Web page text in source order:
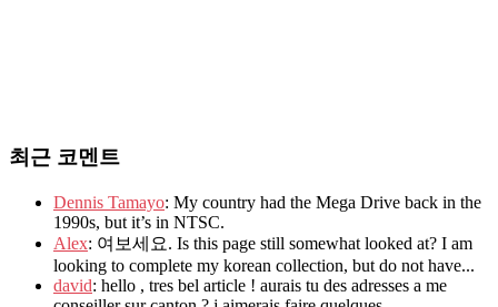
최근 코멘트
Dennis Tamayo: My country had the Mega Drive back in the
1990s, but it’s in NTSC.
Alex: 여보세요. Is this page still somewhat looked at? I am
looking to complete my korean collection, but do not have...
david: hello , tres bel article ! aurais tu des adresses a me